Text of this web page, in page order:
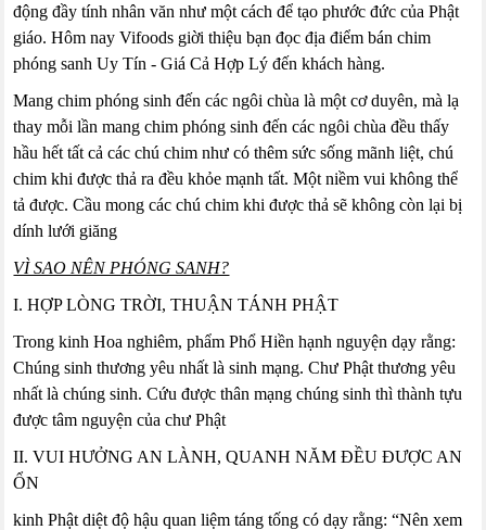
động đầy tính nhân văn như một cách để tạo phước đức của Phật
giáo. Hôm nay Vifoods giời thiệu bạn đọc địa điểm bán chim
phóng sanh Uy Tín - Giá Cả Hợp Lý đến khách hàng.
Mang chim phóng sinh đến các ngôi chùa là một cơ duyên, mà lạ
thay mỗi lần mang chim phóng sinh đến các ngôi chùa đều thấy
hầu hết tất cả các chú chim như có thêm sức sống mãnh liệt, chú
chim khi được thả ra đều khỏe mạnh tất. Một niềm vui không thể
tả được. Cầu mong các chú chim khi được thả sẽ không còn lại bị
dính lưới giăng
VÌ SAO NÊN PHÓNG SANH?
I. HỢP LÒNG TRỜI, THUẬN TÁNH PHẬT
Trong kinh Hoa nghiêm, phẩm Phổ Hiền hạnh nguyện dạy rằng:
Chúng sinh thương yêu nhất là sinh mạng. Chư Phật thương yêu
nhất là chúng sinh. Cứu được thân mạng chúng sinh thì thành tựu
được tâm nguyện của chư Phật
II. VUI HƯỞNG AN LÀNH, QUANH NĂM ĐỀU ĐƯỢC AN
ỔN
kinh Phật diệt độ hậu quan liệm táng tống có dạy rằng: “Nên xem